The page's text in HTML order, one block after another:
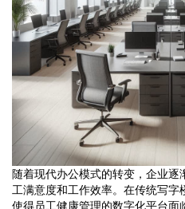
随着现代办公模式的转变，企业
工满意度和工作效率。在传统写
使得员工健康管理的数字化平台